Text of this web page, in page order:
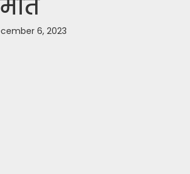
6, 2023